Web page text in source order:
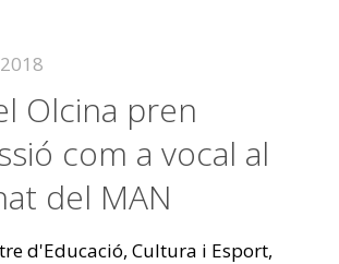
Olcina pren
com a vocal al
del MAN
d'Educació, Cultura i Esport,